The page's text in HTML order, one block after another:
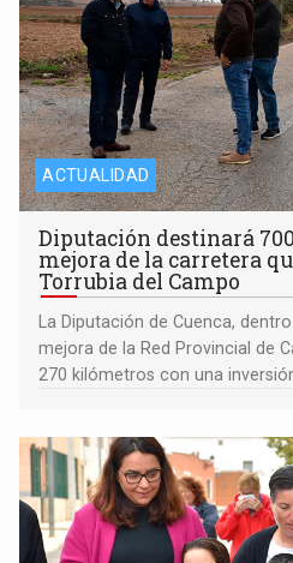
ACTUALIDAD
Diputación destinará
mejora de la carretera
Torrubia del Campo
La Diputación de Cuenca,
mejora de la Red Provincial de
270 kilómetros con una